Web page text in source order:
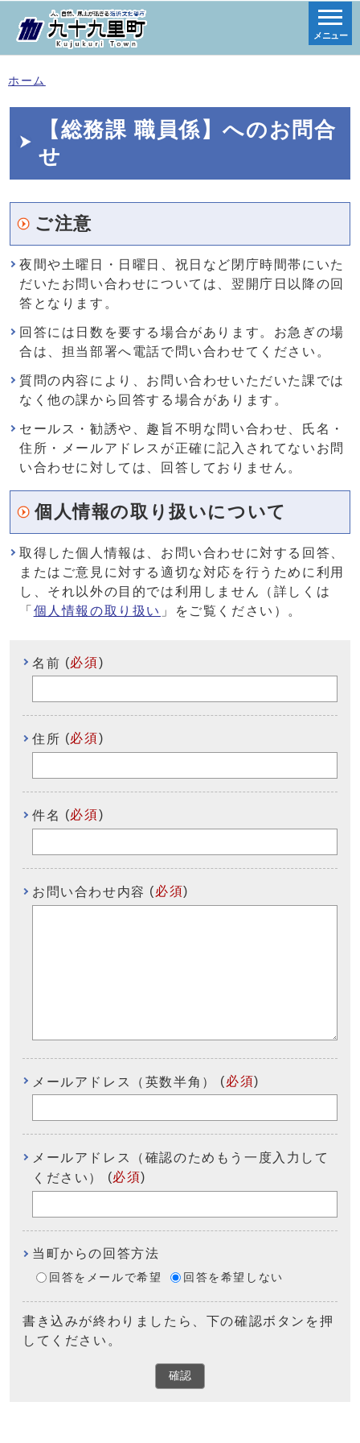
メニュー
ホーム
【総務課 職員係】へのお問合
せ
ご注意
夜間や土曜日・日曜日、祝日など閉庁時間帯にいた
だいたお問い合わせについては、翌開庁日以降の回
答となります。
回答には日数を要する場合があります。お急ぎの場
合は、担当部署へ電話で問い合わせてください。
質問の内容により、お問い合わせいただいた課では
なく他の課から回答する場合があります。
セールス・勧誘や、趣旨不明な問い合わせ、氏名・
住所・メールアドレスが正確に記入されてないお問
い合わせに対しては、回答しておりません。
個人情報の取り扱いについて
取得した個人情報は、お問い合わせに対する回答、
またはご意見に対する適切な対応を行うために利用
し、それ以外の目的では利用しません（詳しくは
「 個人情報の取り扱い 」をご覧ください）。
名前 (必須)
住所 (必須)
件名 (必須)
お問い合わせ内容 (必須)
メールアドレス（英数半角） (必須)
メールアドレス（確認のためもう一度入力して
ください）
(必須)
当町からの回答方法
回答をメールで希望 回答を希望しない
書き込みが終わりましたら、下の確認ボタンを押
してください。
確認